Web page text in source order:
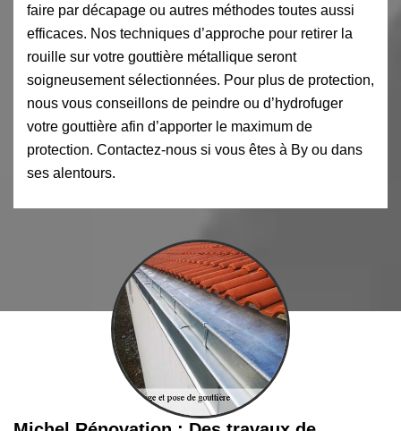
faire par décapage ou autres méthodes toutes aussi
efficaces. Nos techniques d’approche pour retirer la
rouille sur votre gouttière métallique seront
soigneusement sélectionnées. Pour plus de protection,
nous vous conseillons de peindre ou d’hydrofuger
votre gouttière afin d’apporter le maximum de
protection. Contactez-nous si vous êtes à By ou dans
ses alentours.